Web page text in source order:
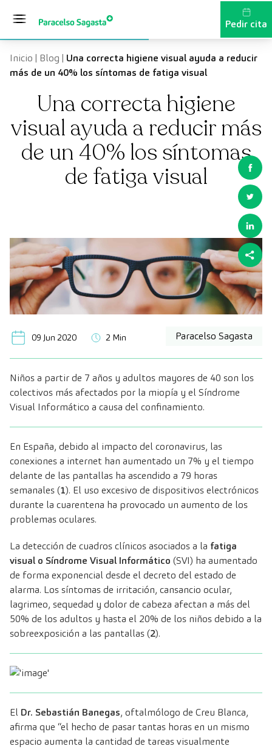
Pedir cita
Inicio | Blog | Una correcta higiene visual ayuda a reducir
más de un 40% los síntomas de fatiga visual
Una correcta higiene
visual ayuda a reducir más
de un 40% los síntomas
de fatiga visual
09 Jun 2020 2 Min Paracelso Sagasta
Niños a partir de 7 años y adultos mayores de 40 son los
colectivos más afectados por la miopía y el Síndrome
Visual Informático a causa del confinamiento.
En España, debido al impacto del coronavirus, las
conexiones a internet han aumentado un 7% y el tiempo
delante de las pantallas ha ascendido a 79 horas
semanales (1). El uso excesivo de dispositivos electrónicos
durante la cuarentena ha provocado un aumento de los
problemas oculares.
La detección de cuadros clínicos asociados a la fatiga
visual o Síndrome Visual Informático (SVI) ha aumentado
de forma exponencial desde el decreto del estado de
alarma. Los síntomas de irritación, cansancio ocular,
lagrimeo, sequedad y dolor de cabeza afectan a más del
50% de los adultos y hasta el 20% de los niños debido a la
sobreexposición a las pantallas (2).
El Dr. Sebastián Banegas, oftalmólogo de Creu Blanca,
afirma que “el hecho de pasar tantas horas en un mismo
espacio aumenta la cantidad de tareas visualmente